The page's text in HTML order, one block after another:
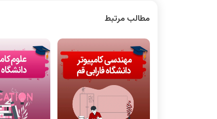
مطالب مرتبط